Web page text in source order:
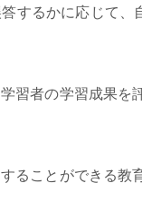
するかに応じて
習者の学習成果
ることができる